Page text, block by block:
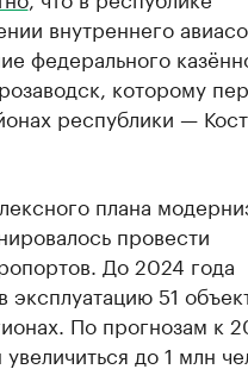
внутреннего
федерального
которому
республики —
плана
провести
До 2024 года
эксплуатацию 51
По прогнозам к
до 1 млн